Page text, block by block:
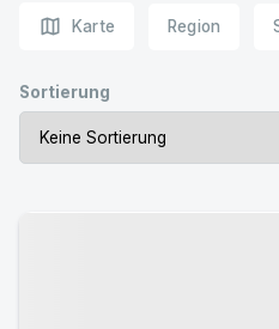
map Karte Region
Sortierung